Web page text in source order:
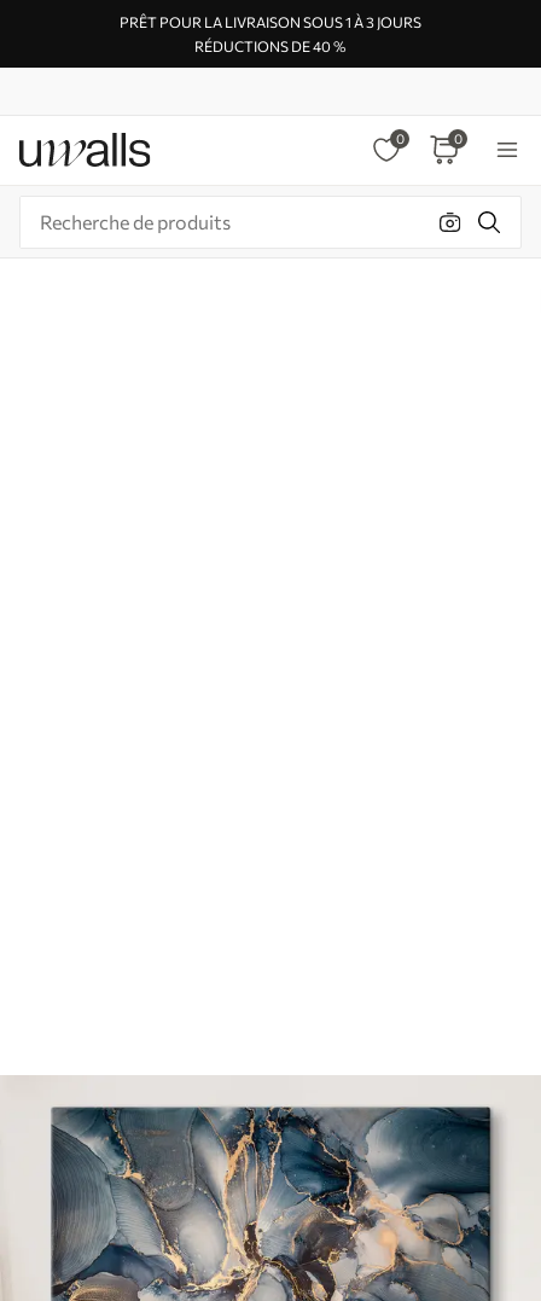
PRÊT POUR LA LIVRAISON SOUS 1 À 3 JOURS
RÉDUCTIONS DE 40 %
0 0